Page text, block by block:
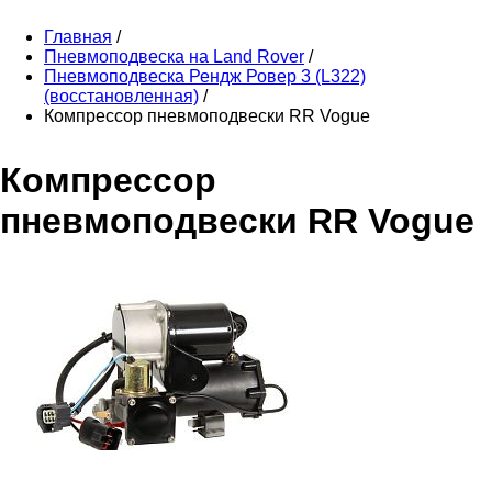
Главная /
Пневмоподвеска на Land Rover /
Пневмоподвеска Рендж Ровер 3 (L322)
(восстановленная) /
Компрессор пневмоподвески RR Vogue
Компрессор
пневмоподвески RR Vogue